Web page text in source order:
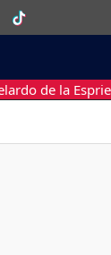
de la